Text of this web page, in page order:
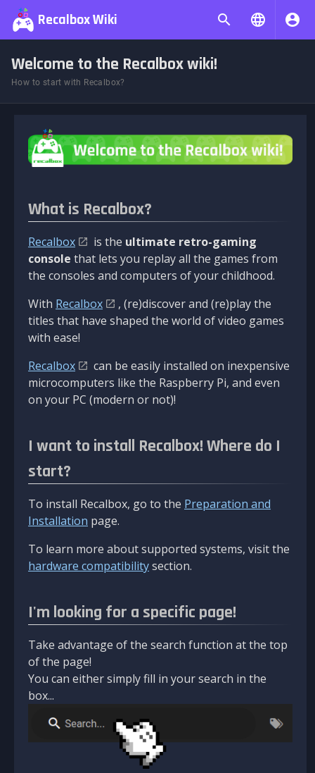
Recalbox Wiki
Welcome to the Recalbox wiki!
How to start with Recalbox?
What is Recalbox?
Recalbox is the ultimate retro-gaming
console that lets you replay all the games from
the consoles and computers of your childhood.
With Recalbox
, (re)discover and (re)play the
titles that have shaped the world of video games
with ease!
Recalbox
can be easily installed on inexpensive
microcomputers like the Raspberry Pi, and even
on your PC (modern or not)!
I want to install Recalbox! Where do I
start?
To install Recalbox, go to the Preparation and
Installation page.
To learn more about supported systems, visit the
hardware compatibilitysection.
I'm looking for a specific page!
Take advantage of the search function at the top
of the page!
You can either simply fill in your search in the
box...